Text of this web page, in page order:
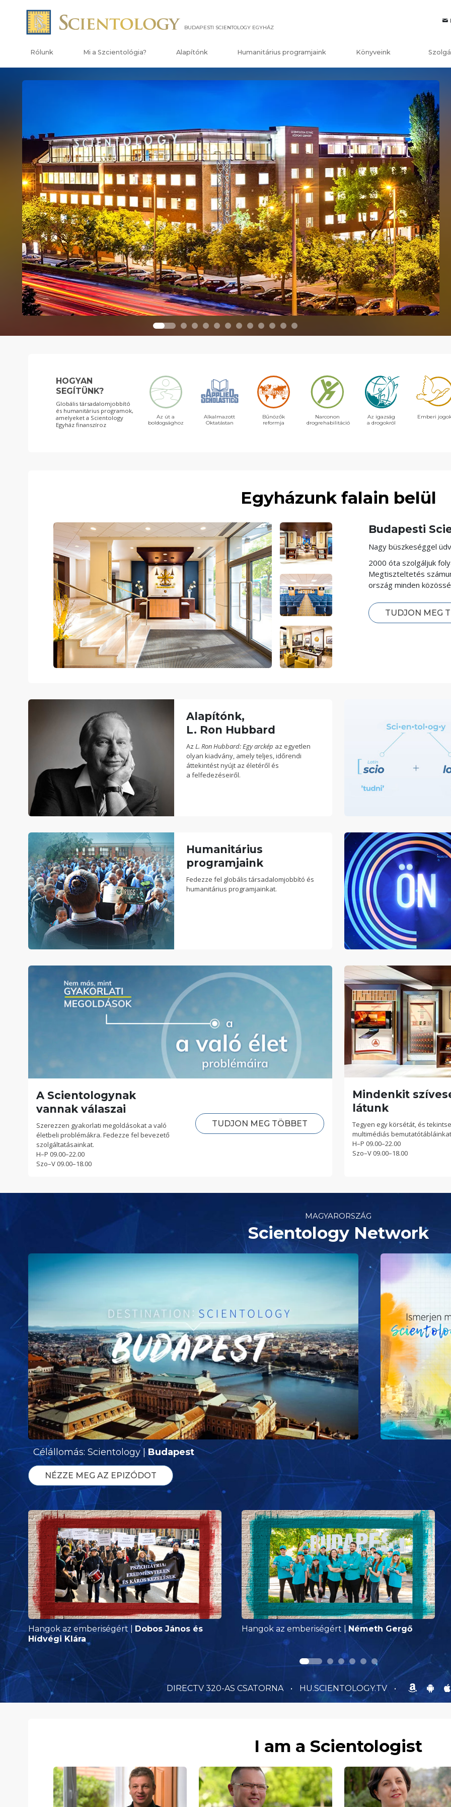
BUDAPESTI SCIENTOLOGY EGYHÁZ
Rólunk Mi a Szcientológia? Alapítónk Humanitárius programjaink Könyveink
HOGYAN
SEGÍTÜNK?
Globális társadalomjobbító
és humanitárius programok,
amelyeket a Scientology
Egyház finanszíroz
Az út a
boldogsághoz
Alkalmazott
Oktatástan
Bűnözők
reformja
Narconon
drogrehabilitáció
Az igazság
a drogokról
Emberi
Egyházunk falain belül
Budapesti
Nagy büszkeséggel
2000 óta szolgáljuk
Megtiszteltetés
ország minden
TUDJON MEG
Alapítónk,
L. Ron Hubbard
Az L. Ron Hubbard: Egy arckép az egyetlen
olyan kiadvány, amely teljes, időrendi
áttekintést nyújt az életéről és
a felfedezéseiről.
Humanitárius
programjaink
Fedezze fel globális társadalomjobbító és
humanitárius programjainkat.
A Scientologynak
vannak válaszai
Szerezzen gyakorlati megoldásokat a való
életbeli problémákra. Fedezze fel bevezető
szolgáltatásainkat.
H–P 09.00–22.00
Szo–V09.00–18.00
TUDJON MEG TÖBBET
Mindenkit
látunk
Tegyen egy körsétát, és
multimédiás
H–P 09.00–22.00
Szo–V09.00–18.00
MAGYARORSZÁG
Scientology Network
Célállomás: Scientology |Budapest
NÉZZE MEG AZ EPIZÓDOT
Hangok az emberiségért
Dobos János és
Hídvégi Klára
Hangok az emberiségért |Németh Gergő
DIRECTV 320-AS CSATORNA • HU.SCIENTOLOGY.TV •
I am a Scientologist